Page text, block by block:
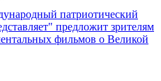
патриотический
предложит зрителям
фильмов о Великой